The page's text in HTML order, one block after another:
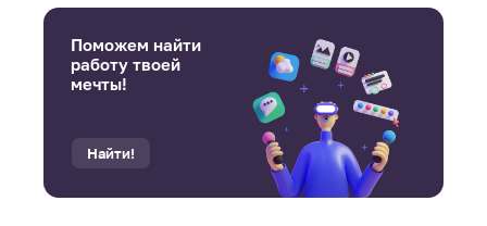
Поможем найти
работу твоей
мечты!
Найти!